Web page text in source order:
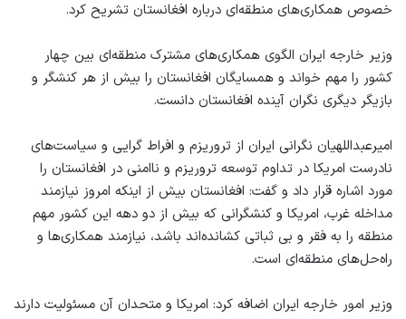
خصوص همکاری‌های منطقه‌ای درباره افغانستان تشریح کرد.
‌‎وزیر خارجه ایران الگوی همکاری‌های مشترک منطقه‌ای بین چهار
کشور را مهم خواند و همسایگان افغانستان را بیش از هر کنشگر و
بازیگر دیگری نگران آینده افغانستان دانست.
‌‎امیرعبداللهیان نگرانی ایران از تروریزم و افراط گرایی و سیاست‌های
نادرست امریکا در تداوم توسعه تروریزم و ناامنی در افغانستان را
مورد اشاره قرار داد و گفت: افغانستان بیش از اینکه امروز نیازمند
مداخله غرب، امریکا و کنشگرانی که بیش از دو دهه این کشور مهم
منطقه را به فقر و بی ثباتی کشانده‌اند باشد، نیازمند همکاری‌ها و
راه‌حل‌های منطقه‌ای است.
‌‎وزیر امور خارجه ایران اضافه کرد: امریکا و متحدان آن مسئولیت دارند